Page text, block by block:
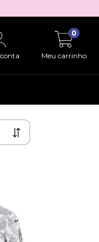
Meu carrinho
0